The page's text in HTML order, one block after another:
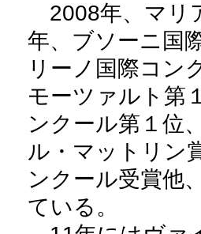
2008年、マリ
年、ブソーニ国
リーノ国際コン
モーツァルト第
ンクール第１位
ル・マットリン
ンクール受賞他
ている。